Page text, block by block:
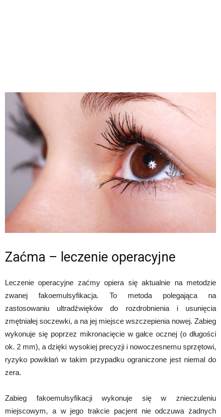
Zaćma – leczenie operacyjne
Leczenie operacyjne zaćmy opiera się aktualnie na metodzie
zwanej fakoemulsyfikacja. To metoda polegająca na
zastosowaniu ultradźwięków do rozdrobnienia i usunięcia
zmętniałej soczewki, a na jej miejsce wszczepienia nowej. Zabieg
wykonuje się poprzez mikronacięcie w gałce ocznej (o długości
ok. 2 mm), a dzięki wysokiej precyzji i nowoczesnemu sprzętowi,
ryzyko powikłań w takim przypadku ograniczone jest niemal do
zera.
Zabieg fakoemulsyfikacji wykonuje się w znieczuleniu
miejscowym, a w jego trakcie pacjent nie odczuwa żadnych